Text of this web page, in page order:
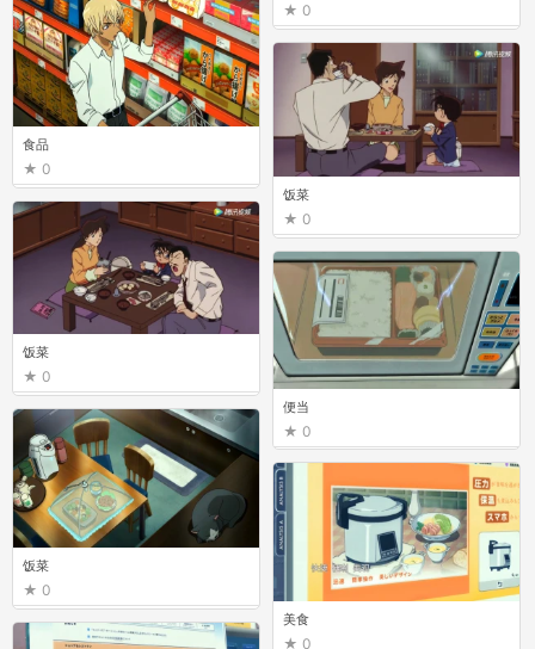
食品
0
饭菜
0
饭菜
0
美食
0
便当
0
饭菜
0
0